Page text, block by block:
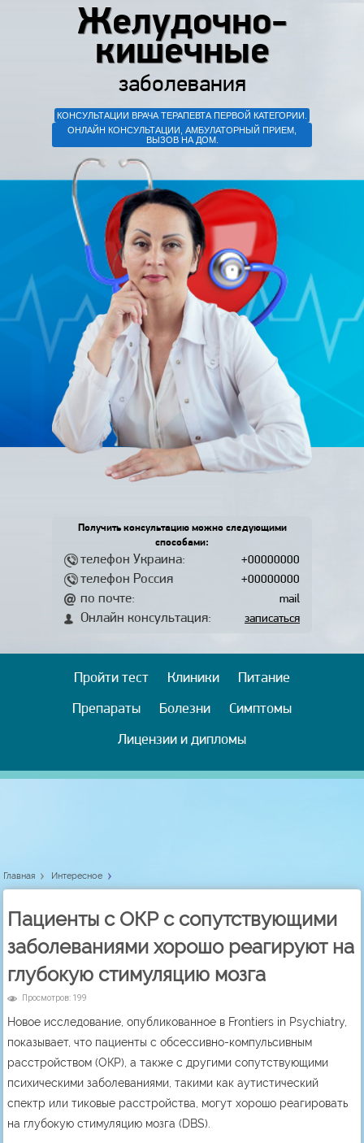
Желудочно-
кишечные
заболевания
КОНСУЛЬТАЦИИ ВРАЧА ТЕРАПЕВТА ПЕРВОЙ КАТЕГОРИИ.
ОНЛАЙН КОНСУЛЬТАЦИИ, АМБУЛАТОРНЫЙ ПРИЕМ,
ВЫЗОВ НА ДОМ.
Получить консультацию можно следующими
способами:
телефон Украина: +00000000
телефон Россия +00000000
по почте: mail
Онлайн консультация: записаться
Пройти тест Клиники
Питание
Препараты
Болезни
Симптомы
Лицензии и дипломы
Главная Интересное
Пациенты с ОКР с сопутствующими
заболеваниями хорошо реагируют на
глубокую стимуляцию мозга
Просмотров: 199
Новое исследование, опубликованное в Frontiers in Psychiatry,
показывает, что пациенты с обсессивно-компульсивным
расстройством (ОКР), а также с другими сопутствующими
психическими заболеваниями, такими как аутистический
спектр или тиковые расстройства, могут хорошо реагировать
на глубокую стимуляцию мозга (DBS).